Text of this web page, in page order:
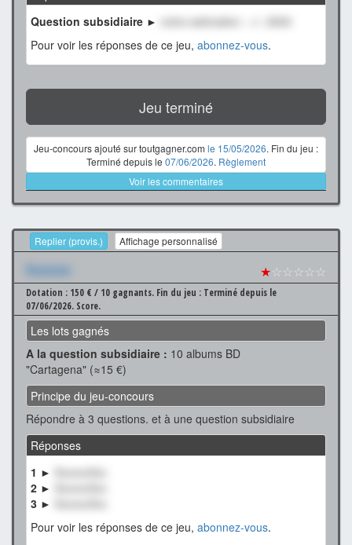
Question subsidiaire ►
notre estimation : +/- 2500
Pour voir les réponses de ce jeu, abonnez-vous.
Jeu terminé
Jeu-concours ajouté sur toutgagner.com le 15/05/2026. Fin du jeu :
Terminé depuis le 07/06/2026. Règlement
Voir les commentaires
Replier (provis.) Affichage personnalisé
Xxxxxxx ★☆☆☆☆☆
Dotation : 150 € / 10 gagnants. Fin du jeu : Terminé depuis le
07/06/2026. Score.
Les lots gagnés
A la question subsidiaire : 10 albums BD
"Cartagena" (≈15 €)
Principe du jeu-concours
Répondre à 3 questions. et à une question subsidiaire
Réponses
1 ►
XxxxxxXxx
2 ►
3 ►
Pour voir les réponses de ce jeu, abonnez-vous.